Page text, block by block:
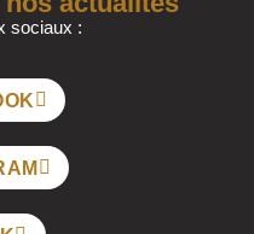
sociaux :